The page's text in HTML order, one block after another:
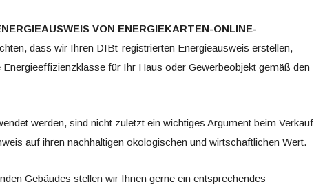
VON ENERGIEKARTEN-ONLINE-
dass wir Ihren DIBt-registrierten Energieausweis erstellen,
für Ihr Haus oder Gewerbeobjekt gemäß den
werden, sind nicht zuletzt ein wichtiges Argument beim Verkauf
auf ihren nachhaltigen ökologischen und wirtschaftlichen Wert.
Gebäudes stellen wir Ihnen gerne ein entsprechendes